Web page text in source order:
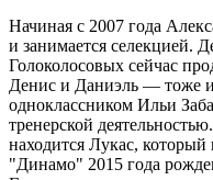
Начиная с 2007 года
и занимается селекцией.
Голоколосовых сейчас
Денис и Даниэль — тоже
одноклассником Ильи
тренерской
находится Лукас, который
"Динамо" 2015 года